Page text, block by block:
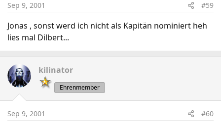
Sep 9, 2001 #59
Jonas , sonst werd ich nicht als Kapitän nominiert heh
lies mal Dilbert...
kilinator
Ehrenmember
Sep 9, 2001 #60